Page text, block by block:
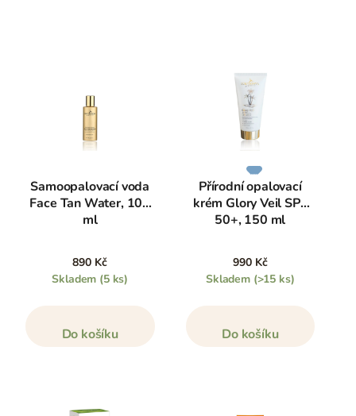
Samoopalovací voda
Face Tan Water, 100
ml
890 Kč
Skladem (5 ks)
Do košíku
Přírodní opalovací
krém Glory Veil SPF
50+, 150 ml
990 Kč
Skladem (>15 ks)
Do košíku